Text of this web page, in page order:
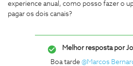
experience anual, como posso fazer o
pagar os dois canais?
Melhor resposta por
Boa tarde @Marcos